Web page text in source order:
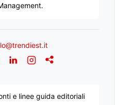
LinkedInInstagram
Addthis
e linee guida editoriali